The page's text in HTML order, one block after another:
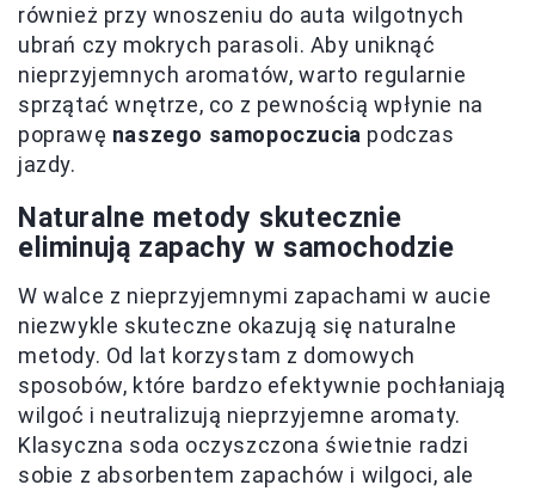
również przy wnoszeniu do auta wilgotnych
ubrań czy mokrych parasoli. Aby uniknąć
nieprzyjemnych aromatów, warto regularnie
sprzątać wnętrze, co z pewnością wpłynie na
poprawę naszego samopoczucia podczas
jazdy.
Naturalne metody skutecznie
eliminują zapachy w samochodzie
W walce z nieprzyjemnymi zapachami w aucie
niezwykle skuteczne okazują się naturalne
metody. Od lat korzystam z domowych
sposobów, które bardzo efektywnie pochłaniają
wilgoć i neutralizują nieprzyjemne aromaty.
Klasyczna soda oczyszczona świetnie radzi
sobie z absorbentem zapachów i wilgoci, ale